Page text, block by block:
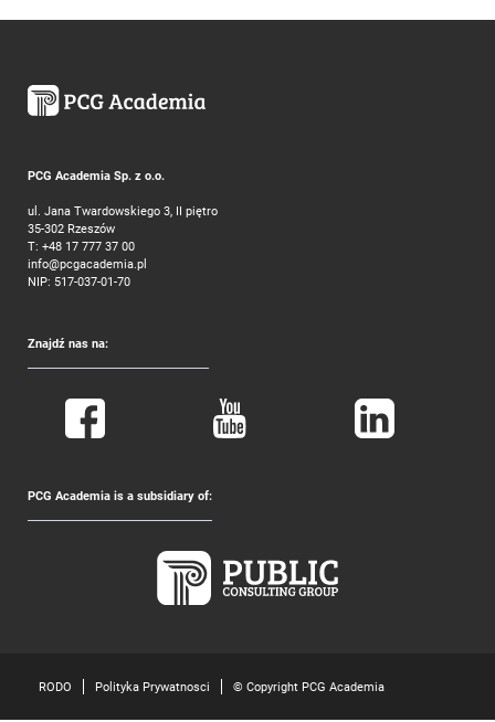
PCG Academia Sp. z o.o.
ul. Jana Twardowskiego 3, II piętro
35-302 Rzeszów
T: +48 17 777 37 00
info@pcgacademia.pl
NIP: 517-037-01-70
Znajdź nas na:
PCG Academia is a subsidiary of:
RODO Polityka Prywatnosci © Copyright PCG Academia